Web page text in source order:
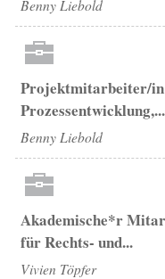
Benny Liebold
Projektmitarbeiter/
Prozessentwicklung,...
Benny Liebold
Akademische*r
für Rechts- und...
Vivien Töpfer